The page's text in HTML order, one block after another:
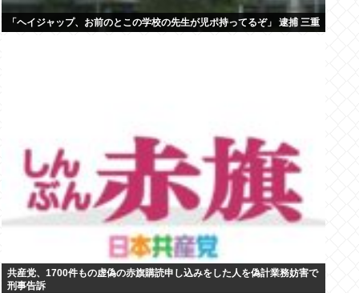
「ヘイジャップ、お前のとこの学校の先生が児ポ持ってるぞ」 逮捕 三重
共産党、1700件もの虚偽の赤旗購読申し込みをした人を偽計業務妨害で
刑事告訴